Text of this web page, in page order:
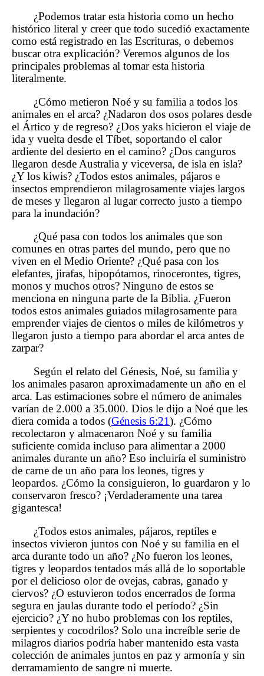
¿Podemos tratar esta historia como un hecho
histórico literal y creer que todo sucedió exactamente
como está registrado en las Escrituras, o debemos
buscar otra explicación? Veremos algunos de los
principales problemas al tomar esta historia
literalmente.
¿Cómo metieron Noé y su familia a todos los
animales en el arca? ¿Nadaron dos osos polares desde
el Ártico y de regreso? ¿Dos yaks hicieron el viaje de
ida y vuelta desde el Tíbet, soportando el calor
ardiente del desierto en el camino? ¿Dos canguros
llegaron desde Australia y viceversa, de isla en isla?
¿Y los kiwis? ¿Todos estos animales, pájaros e
insectos emprendieron milagrosamente viajes largos
de meses y llegaron al lugar correcto justo a tiempo
para la inundación?
¿Qué pasa con todos los animales que son
comunes en otras partes del mundo, pero que no
viven en el Medio Oriente? ¿Qué pasa con los
elefantes, jirafas, hipopótamos, rinocerontes, tigres,
monos y muchos otros? Ninguno de estos se
menciona en ninguna parte de la Biblia. ¿Fueron
todos estos animales guiados milagrosamente para
emprender viajes de cientos o miles de kilómetros y
llegaron justo a tiempo para abordar el arca antes de
zarpar?
Según el relato del Génesis, Noé, su familia y
los animales pasaron aproximadamente un año en el
arca. Las estimaciones sobre el número de animales
varían de 2.000 a 35.000. Dios le dijo a Noé que les
diera comida a todos (Génesis 6:21). ¿Cómo
recolectaron y almacenaron Noé y su familia
suficiente comida incluso para alimentar a 2000
animales durante un año? Eso incluiría el suministro
de carne de un año para los leones, tigres y
leopardos. ¿Cómo la consiguieron, lo guardaron y lo
conservaron fresco? ¡Verdaderamente una tarea
gigantesca!
¿Todos estos animales, pájaros, reptiles e
insectos vivieron juntos con Noé y su familia en el
arca durante todo un año? ¿No fueron los leones,
tigres y leopardos tentados más allá de lo soportable
por el delicioso olor de ovejas, cabras, ganado y
ciervos? ¿O estuvieron todos encerrados de forma
segura en jaulas durante todo el período? ¿Sin
ejercicio? ¿Y no hubo problemas con los reptiles,
serpientes y cocodrilos? Solo una increíble serie de
milagros diarios podría haber mantenido esta vasta
colección de animales juntos en paz y armonía y sin
derramamiento de sangre ni muerte.